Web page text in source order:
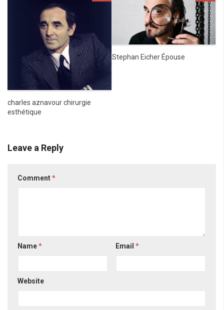
charles aznavour chirurgie
esthétique
Stephan Eicher Épouse
Leave a Reply
Comment*
Name* Email*
Website